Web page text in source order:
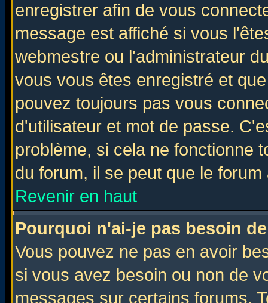
enregistrer afin de vous
message est affiché si vous
webmestre ou l'administrateur
vous vous êtes enregistré et
pouvez toujours pas vous
d'utilisateur et mot de passe.
problème, si cela ne fonctionne
du forum, il se peut que le
Revenir en haut
Pourquoi n'ai-je pas besoin
Vous pouvez ne pas en avoir
si vous avez besoin ou non de
messages sur certains forums.